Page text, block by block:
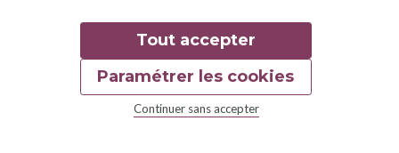
Tout accepter
Continuer sans accepter
Paramétrer les cookies
© 2026 Good Food
Mentions légales